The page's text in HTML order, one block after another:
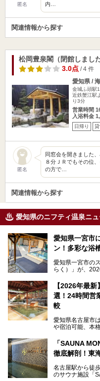
匿名
内…
関連情報から探す
松岡豊泉閣（閉館しました
3.0点/ 4 件
愛知県 /
金城ふ頭駅
近鉄蟹江駅
り3分
営業時間
入浴料金
日帰り
匿名
同窓会を開きました
８分ＪＲでもその位
の方で…
関連情報から探す
愛知県のニフティ温泉ニ
愛知県一宮市
ン！多彩な浴
愛知県一宮市の
らく）」が、
この地で30年
地元住民をはじ
ないでしょうか。
老朽化した設備
ってきたという
以前の4倍に拡張
容の巨大なスタ
までまるごと楽
今回は、全面リ
【2026年最
選！24時間営
較
愛知県名古屋市
や宿泊可能、本
そのため、「日
い」「休日に時
くある点が魅力
「SAUNA
徹底解剖！東
名古屋駅から徒
のサウナ施設「